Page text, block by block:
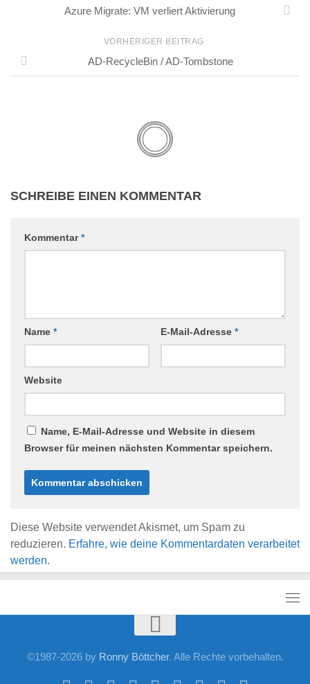
Azure Migrate: VM verliert Aktivierung
VORHERIGER BEITRAG
AD-RecycleBin / AD-Tombstone
SCHREIBE EINEN KOMMENTAR
Kommentar*
Name * E-Mail-Adresse *
Website
Name, E-Mail-Adresse und Website in diesem
Browser für meinen nächsten Kommentar speichern.
Diese Website verwendet Akismet, um Spam zu
reduzieren. Erfahre, wie deine Kommentardaten verarbeitet
werden.
©1987-2026 by Ronny Böttcher. Alle Rechte vorbehalten.